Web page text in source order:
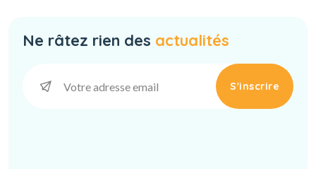
Ne râtez rien des actualités
S'inscrire